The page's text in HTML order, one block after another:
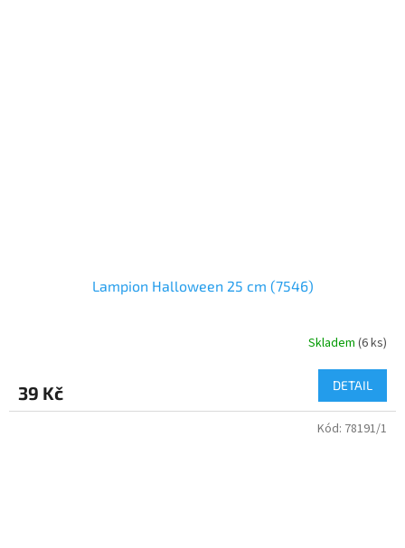
Lampion Halloween 25 cm (7546)
Skladem (6 ks)
39 Kč DETAIL
Kód: 78191/1